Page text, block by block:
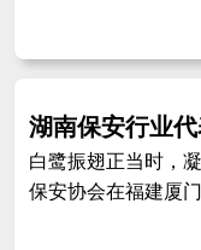
湖南保安行业
白鹭振翅正当时，
保安协会在福建厦